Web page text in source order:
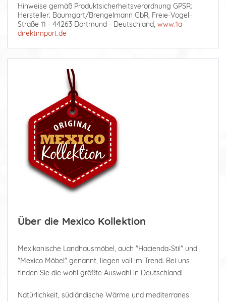
Hinweise gemäß Produktsicherheitsverordnung GPSR:
Hersteller: Baumgart/Brengelmann GbR, Freie-Vogel-
Straße 11 - 44263 Dortmund - Deutschland, www.1a-
direktimport.de
Über die Mexico Kollektion
Mexikanische Landhausmöbel, auch "Hacienda-Stil" und
"Mexico Möbel" genannt, liegen voll im Trend. Bei uns
finden Sie die wohl größte Auswahl in Deutschland!
Natürlichkeit, südländische Wärme und mediterranes